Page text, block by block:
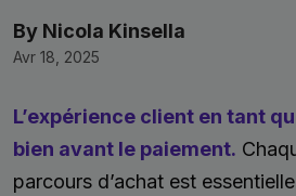
By Nicola Kinsella
Avr 18, 2025
L’expérience client en tant
bien avant le paiement.
parcours d’achat est